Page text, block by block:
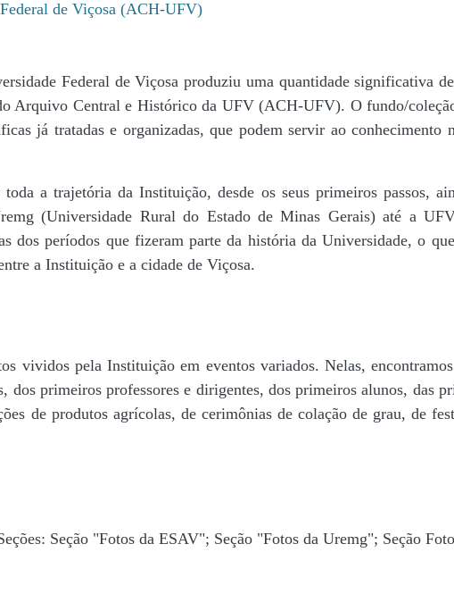
de Viçosa (ACH-UFV)
Federal de Viçosa produziu uma quantidade significativa
Arquivo Central e Histórico da UFV (ACH-UFV). O fundo/
já tratadas e organizadas, que podem servir ao
toda a trajetória da Instituição, desde os seus primeiros passos,
(Universidade Rural do Estado de Minas Gerais) até a
dos períodos que fizeram parte da história da Universidade, o
a Instituição e a cidade de Viçosa.
vividos pela Instituição em eventos variados. Nelas,
dos primeiros professores e dirigentes, ​dos primeiros alunos, das
de produtos agrícolas, de cerimônias de colação de grau, de
Seção "Fotos da ESAV"; Seção "Fotos da Uremg"; Seção